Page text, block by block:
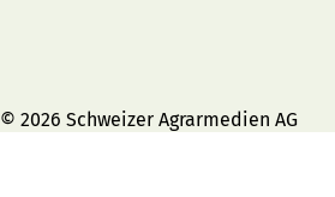
© 2026 Schweizer Agrarmedien AG